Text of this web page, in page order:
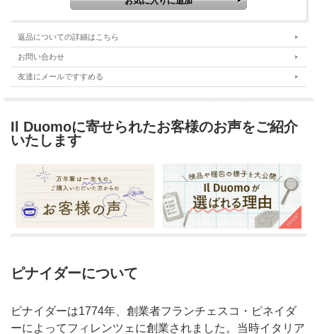
返品についての詳細はこちら
お問い合わせ
友達にメールですすめる
Il Duomoに寄せられたお客様のお声をご紹介
いたします
ピナイダーについて
ピナイダーは1774年、創業者フランチェスコ・ピネイダ
ーによってフィレンツェに創業されました。当時イタリア